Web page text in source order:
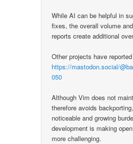
While AI can be helpful in
fixes, the overall volume
reports create additional
Other projects have
https://mastodon.social/
050
Although Vim does not
therefore avoids
noticeable and growing
development is making
more challenging.